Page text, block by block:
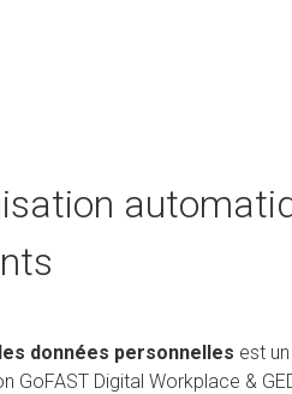
données personnelles est
GoFAST Digital Workplace &